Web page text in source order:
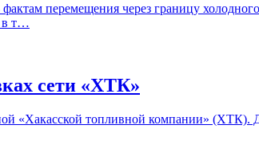
перемещения через границу
в т…
сети «ХТК»
«Хакасской топливной компании»